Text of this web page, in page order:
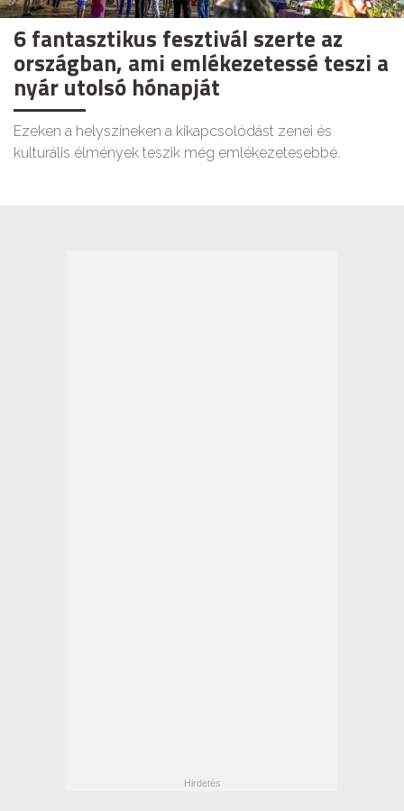
6 fantasztikus fesztivál szerte az
országban, ami emlékezetessé teszi a
nyár utolsó hónapját
Ezeken a helyszíneken a kikapcsolódást zenei és
kulturális élmények teszik még emlékezetesebbé.